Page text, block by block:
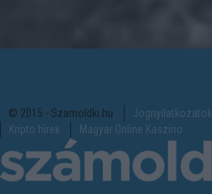
© 2015 - Szamoldki.hu Jognyilatkozatok
Kripto hírek
Magyar Online Kaszino